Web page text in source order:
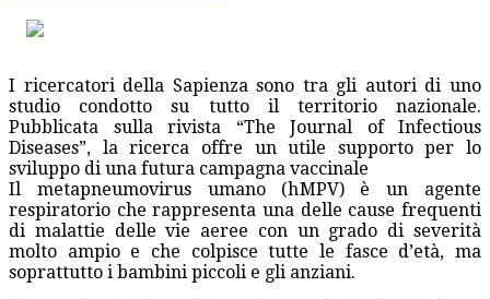
I ricercatori della Sapienza sono tra gli autori di uno
studio condotto su tutto il territorio nazionale.
Pubblicata sulla rivista “The Journal of Infectious
Diseases”, la ricerca offre un utile supporto per lo
sviluppo di una futura campagna vaccinale
Il metapneumovirus umano (hMPV) è un agente
respiratorio che rappresenta una delle cause frequenti
di malattie delle vie aeree con un grado di severità
molto ampio e che colpisce tutte le fasce d’età, ma
soprattutto i bambini piccoli e gli anziani.